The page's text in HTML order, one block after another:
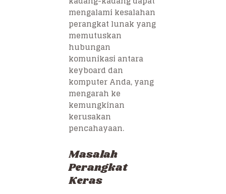
mengalami kesalahan
perangkat lunak yang
memutuskan
hubungan
komunikasi antara
keyboard dan
komputer Anda, yang
mengarah ke
kemungkinan
kerusakan
pencahayaan.
Masalah
Perangkat
Keras